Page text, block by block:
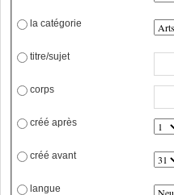
la catégorie
titre/sujet
corps
créé après
créé avant
langue